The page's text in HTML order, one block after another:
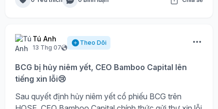
Tú Anh
13 Thg 07
Theo Dõi
BCG bị hủy niêm yết, CEO Bamboo Capital lên
tiếng xin lỗi😢
Sau quyết định hủy niêm yết cổ phiếu BCG trên